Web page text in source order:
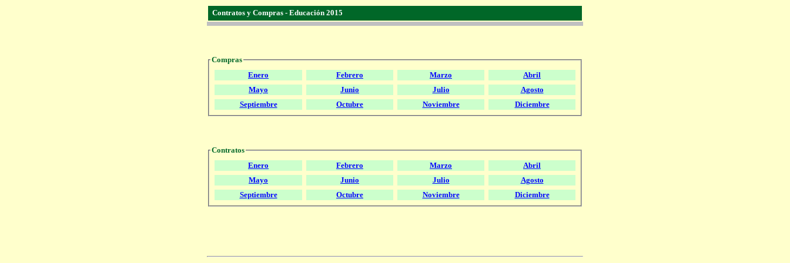
Contratos y Compras - Educación 2015
Compras
Enero
Febrero Marzo
Abril
Mayo
Junio Julio
Agosto
Septiembre
Octubre Noviembre Diciembre
Contratos
Enero
Febrero Marzo
Abril
Mayo
Junio Julio
Agosto
Septiembre
Octubre Noviembre Diciembre